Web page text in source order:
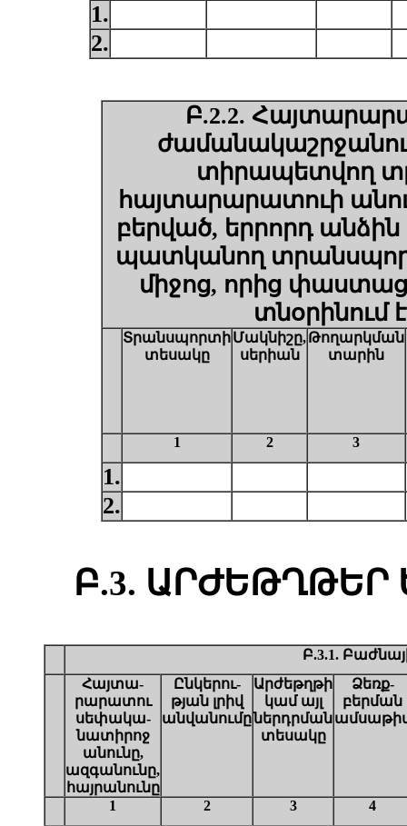
1.
2.
Բ.2.2.
տիրապետվող
հայտարարատուի
բերված, երրորդ
պատկանող
միջոց, որից
տնօրինում
Տրանսպորտի
տեսակը
Մակնիշը,
սերիան
Թողարկման
տարին
1 2 3
1.
2.
Բ.3. ԱՐԺԵԹՂԹԵՐ
Բ.3.1.
Հայտա-
րարատու
սեփակա-
նատիրոջ
անունը,
ազգանունը,
հայրանունը
Ընկերու-
թյան լրիվ
անվանումը
Արժեթղթի
կամ այլ
ներդրման
տեսակը
Ձեռք-
բերման
1 2 3 4